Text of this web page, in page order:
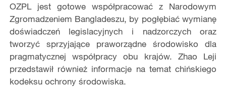
OZPL jest gotowe współpracować z Narodowym
Zgromadzeniem Bangladeszu, by pogłębiać wymianę
doświadczeń legislacyjnych i nadzorczych oraz
tworzyć sprzyjające praworządne środowisko dla
pragmatycznej współpracy obu krajów. Zhao Leji
przedstawił również informacje na temat chińskiego
kodeksu ochrony środowiska.